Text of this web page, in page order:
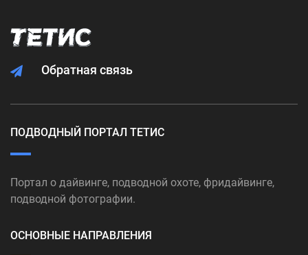
Обратная связь
ПОДВОДНЫЙ ПОРТАЛ ТЕТИС
Портал о дайвинге, подводной охоте, фридайвинге,
подводной фотографии.
ОСНОВНЫЕ НАПРАВЛЕНИЯ